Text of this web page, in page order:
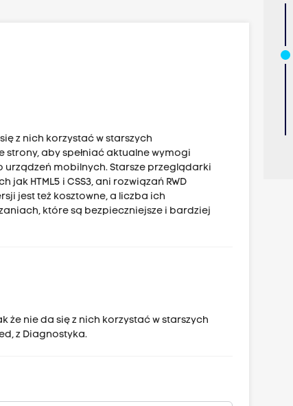
z nich korzystać w starszych
aby spełniać aktualne wymogi
mobilnych. Starsze przeglądarki
HTML5 i CSS3, ani rozwiązań RWD
jest też kosztowne, a liczba ich
które są bezpieczniejsze i bardziej
że nie da się z nich korzystać w starszych
z Diagnostyka.